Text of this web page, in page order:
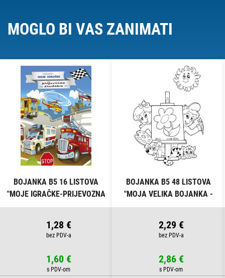
MOGLO BI VAS ZANIMATI
BOJANKA B5 16 LISTOVA
"MOJE IGRAČKE-PRIJEVOZNA
SREDSTVA" CONNECT
1,28 €
1,60 €
BOJANKA B5 48 LISTOVA
"MOJA VELIKA BOJANKA -
ŠARENI SVIJET" CONNECT
2,29 €
2,86 €